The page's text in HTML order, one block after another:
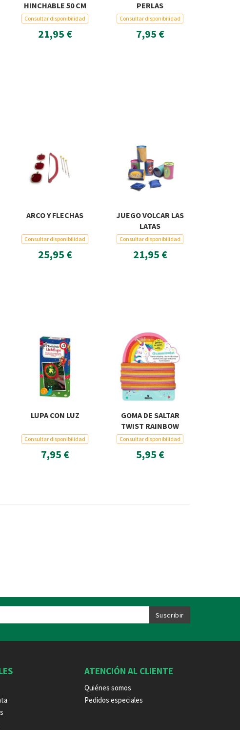
HINCHABLE 50 CM
Consultar disponibilidad
21,95 €
PERLAS
Consultar disponibilidad
7,95 €
ARCO Y FLECHAS
Consultar disponibilidad
25,95 €
JUEGO VOLCAR LAS
LATAS
Consultar disponibilidad
21,95 €
LUPA CON LUZ
Consultar disponibilidad
7,95 €
GOMA DE SALTAR
TWIST RAINBOW
Consultar disponibilidad
5,95 €
ATENCIÓN AL CLIENTE
Quiénes somos
Pedidos especiales